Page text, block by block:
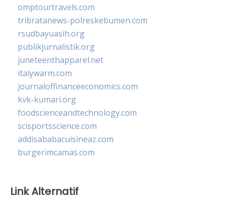
omptourtravels.com
tribratanews-polreskebumen.com
rsudbayuasih.org
publikjurnalistik.org
juneteenthapparel.net
italywarm.com
journaloffinanceeconomics.com
kvk-kumari.org
foodscienceandtechnology.com
scisportsscience.com
addisababacuisineaz.com
burgerimcamas.com
Link Alternatif